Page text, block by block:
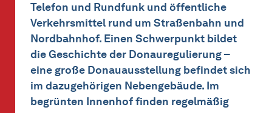
Telefon und Rundfunk und öffentliche
Verkehrsmittel rund um Straßenbahn und
Nordbahnhof. Einen Schwerpunkt bildet
die Geschichte der Donauregulierung –
eine große Donauausstellung befindet sich
im dazugehörigen Nebengebäude. Im
begrünten Innenhof finden regelmäßig